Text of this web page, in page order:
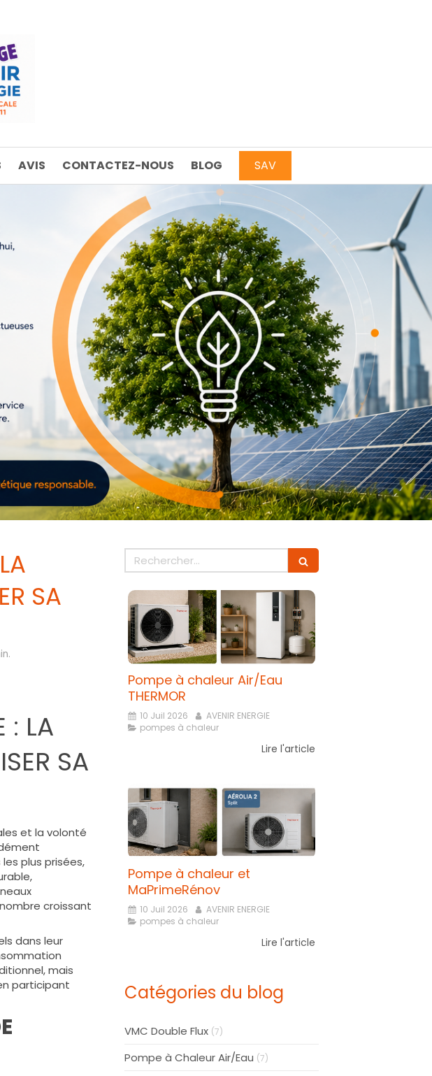
AVIS CONTACTEZ-NOUS BLOG SAV
SA
: LA
SA
et la volonté
plus prisées,
croissant
dans leur
mais
participant
Rechercher
Pompe à chaleur Air/Eau
THERMOR
10 Juil 2026
AVENIR ENERGIE
pompes à chaleur
Lire l'article
Pompe à chaleur et
MaPrimeRénov
10 Juil 2026
AVENIR ENERGIE
pompes à chaleur
Lire l'article
Catégories du blog
VMC Double Flux (7)
Pompe à Chaleur Air/Eau (7)